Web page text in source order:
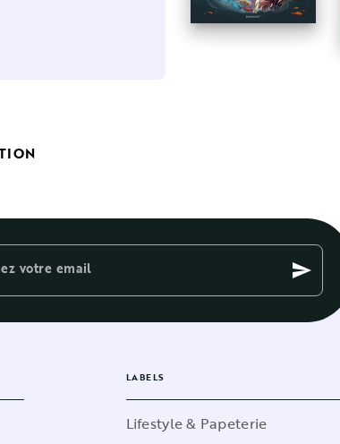
votre email send
LABELS
Lifestyle & Papeterie